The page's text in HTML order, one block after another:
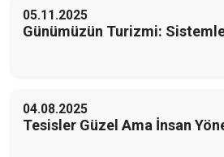
05.11.2025
Günümüzün Turizmi:
04.08.2025
Tesisler Güzel Ama İnsan